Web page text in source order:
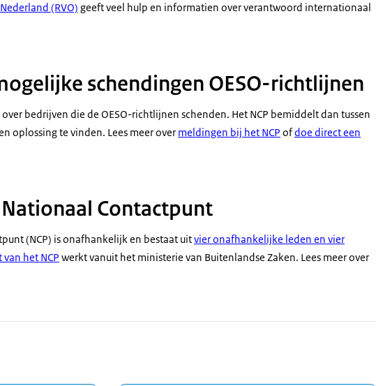
(RVO) geeft veel hulp en informatien over verantwoord internationaal
schendingen OESO-richtlijnen
bedrijven die de OESO-richtlijnen schenden. Het NCP bemiddelt dan tussen
oplossing te vinden. Lees meer over meldingen bij het NCP ofdoe direct een
Contactpunt
(NCP) is onafhankelijk en bestaat uitvier onafhankelijke leden en vier
het NCP werkt vanuit het ministerie van Buitenlandse Zaken. Lees meer over